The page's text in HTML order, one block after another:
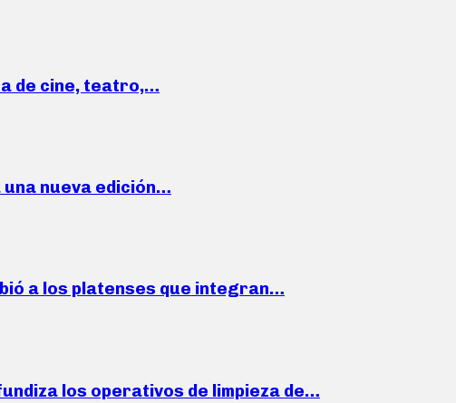
de cine, teatro,…
una nueva edición…
a los platenses que integran…
los operativos de limpieza de…